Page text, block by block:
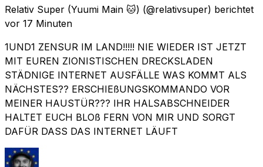
Relativ Super (Yuumi Main 🐱) (@relativsuper) berichtet
vor 17 Minuten
1UND1 ZENSUR IM LAND!!!!! NIE WIEDER IST JETZT
MIT EUREN ZIONISTISCHEN DRECKSLADEN
STÄDNIGE INTERNET AUSFÄLLE WAS KOMMT ALS
NÄCHSTES?? ERSCHIEßUNGSKOMMANDO VOR
MEINER HAUSTÜR??? IHR HALSABSCHNEIDER
HALTET EUCH BLOß FERN VON MIR UND SORGT
DAFÜR DASS DAS INTERNET LÄUFT